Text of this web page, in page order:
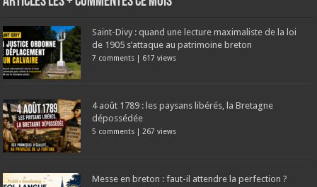
Saint-Divy : quand une lecture maximaliste de la loi
de 1905 s’attaque au patrimoine breton
7 comments | 617 views
4 août 1789 : les paysans libérés, la Bretagne
dépossédée
5 comments | 267 views
Messe en breton : faut-il attendre la perfection ?